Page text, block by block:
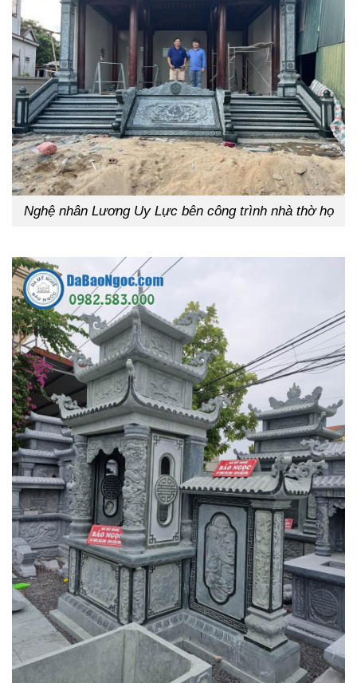
Nghệ nhân Lương Uy Lực bên công trình nhà thờ họ